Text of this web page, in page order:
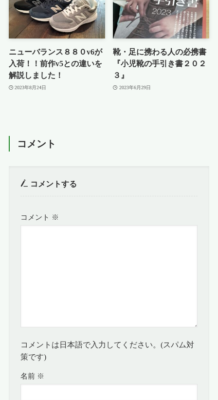
ニューバランス８８０v6が
入荷！！前作v5との違いを
解説しました！
2023年8月24日
靴・足に携わる人の必携書
『小児靴の手引き書２０２
３』
2023年6月29日
コメント
コメントする
コメント ※
コメントは日本語で入力してください。(スパム対
策です)
名前 ※